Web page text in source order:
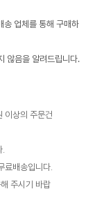
송 업체를 통해 구매하
않음을 알려드립니다.
이상의 주문건
료배송입니다.
주시기 바랍